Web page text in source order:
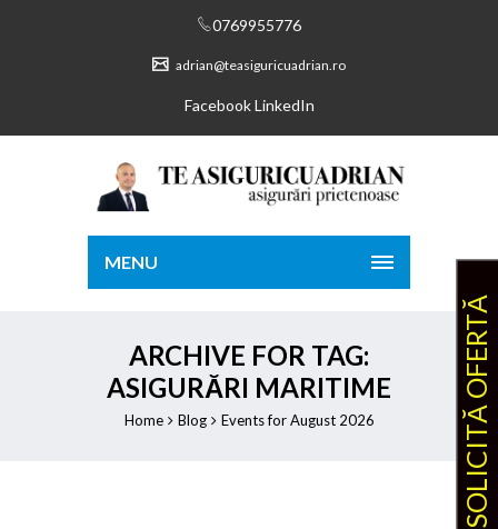
0769955776
adrian@teasiguricuadrian.ro
Facebook LinkedIn
MENU
ARCHIVE FOR TAG:
ASIGURĂRI MARITIME
Home Blog Events for August 2026 SOLICITĂ OFERTĂ